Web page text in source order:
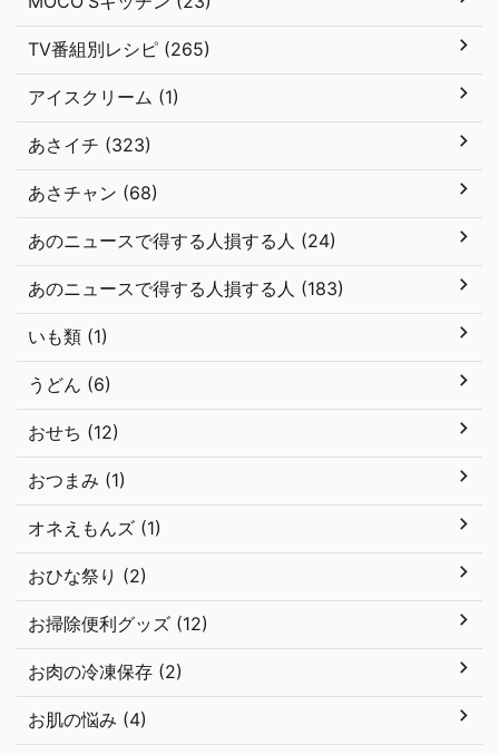
TV番組別レシピ (265)
アイスクリーム (1)
あさイチ (323)
あさチャン (68)
あのニュースで得する人損する人 (24)
あのニュースで得する人損する人 (183)
いも類 (1)
うどん (6)
おせち (12)
おつまみ (1)
オネえもんズ (1)
おひな祭り (2)
お掃除便利グッズ (12)
お肉の冷凍保存 (2)
お肌の悩み (4)